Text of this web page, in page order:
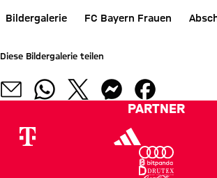
Bildergalerie FC Bayern Frauen
Diese Bildergalerie teilen
PARTNER